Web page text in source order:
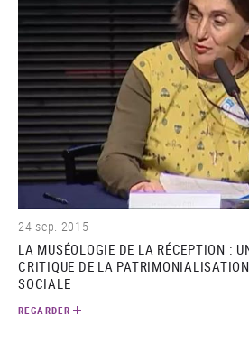
24 sep. 2015
LA MUSÉOLOGIE DE LA RÉCEPTION :
CRITIQUE DE LA
SOCIALE
REGARDER